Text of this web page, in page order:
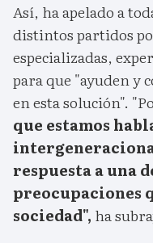
Así, ha apelado a
distintos partidos
especializadas,
para que "ayuden y
en esta solución".
que estamos
respuesta a una
preocupaciones
sociedad", ha